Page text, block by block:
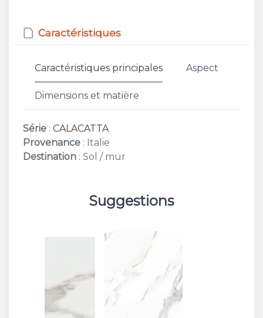
Caractéristiques
Caractéristiques principales Aspect
Dimensions et matière
Série : CALACATTA
Provenance : Italie
Destination : Sol / mur
Suggestions